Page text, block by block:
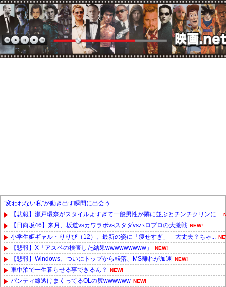
“変われない私”が動き出す瞬間に出会う
【悲報】瀬戸環奈がスタイルよすぎて一般男性が隣に並ぶとチンチクリンに...
【日向坂46】来月、坂道vsカワラボvsスタダvsハロプロの大激戦 NEW!
小学生姫ギャル・りりぴ（12）、最新の姿に「痩せすぎ」「大丈夫？ちゃ...
【悲報】X「アスペの検査した結果wwwwwwwww」 NEW!
【悲報】Windows、ついにトップから転落、MS離れが加速 NEW!
車中泊で一生暮らせる事できるん？ NEW!
パンティ線透けまくってるOLの尻wwwwww NEW!